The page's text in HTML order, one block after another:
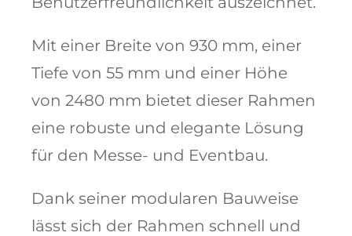
Mit einer Breite von 930 mm, einer
Tiefe von 55 mm und einer Höhe
von 2480 mm bietet dieser Rahmen
eine robuste und elegante Lösung
für den Messe- und Eventbau.
Dank seiner modularen Bauweise
lässt sich der Rahmen schnell und